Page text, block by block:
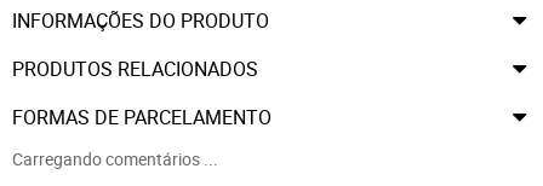
INFORMAÇÕES DO PRODUTO
PRODUTOS RELACIONADOS
FORMAS DE PARCELAMENTO
Carregando comentários ...